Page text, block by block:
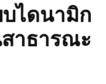
ไดนามิก
าธารณะ